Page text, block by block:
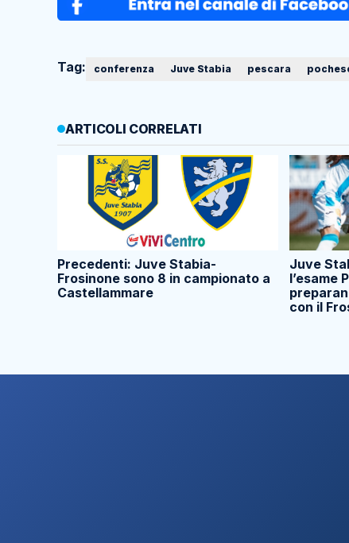
Tag: conferenza Juve Stabia pescara
ARTICOLI CORRELATI
Precedenti: Juve Stabia-
Frosinone sono 8 in campionato a
Castellammare
Juve
l’esame
con il